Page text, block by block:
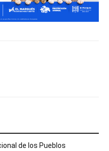
de los Pueblos